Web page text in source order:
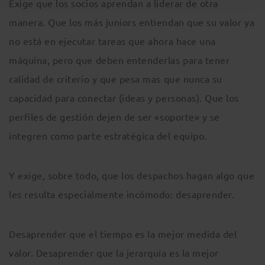
Exige que los socios aprendan a liderar de otra
manera. Que los más juniors entiendan que su valor ya
no está en ejecutar tareas que ahora hace una
máquina, pero que deben entenderlas para tener
calidad de criterio y que pesa mas que nunca su
capacidad para conectar (ideas y personas). Que los
perfiles de gestión dejen de ser «soporte» y se
integren como parte estratégica del equipo.
Y exige, sobre todo, que los despachos hagan algo que
les resulta especialmente incómodo: desaprender.
Desaprender que el tiempo es la mejor medida del
valor. Desaprender que la jerarquía es la mejor